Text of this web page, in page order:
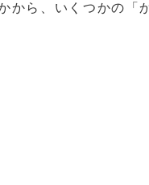
から、いくつかの「